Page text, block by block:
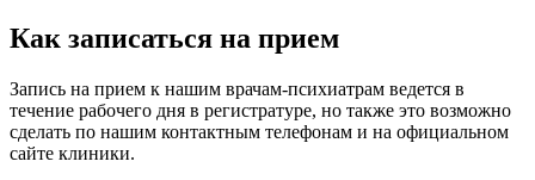
Как записаться на прием
Запись на прием к нашим врачам-психиатрам ведется в
течение рабочего дня в регистратуре, но также это возможно
сделать по нашим контактным телефонам и на официальном
сайте клиники.